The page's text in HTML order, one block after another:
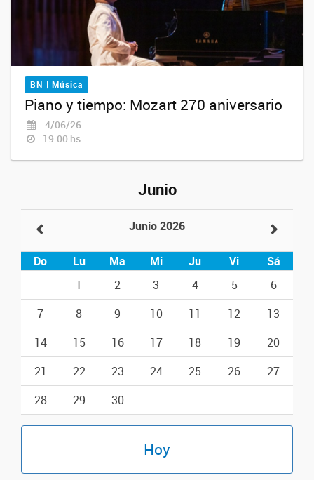
BN | Música
Piano y tiempo: Mozart 270 aniversario
4/06/26
19:00 hs.
Junio
Junio 2026
Do Lu Ma Mi Ju Vi
Sá
1
2 3 4 5
6
7
8 9 10 11 12
13
14
15 16 17 18 19
20
21
22 23 24 25 26
27
28
29 30
Hoy